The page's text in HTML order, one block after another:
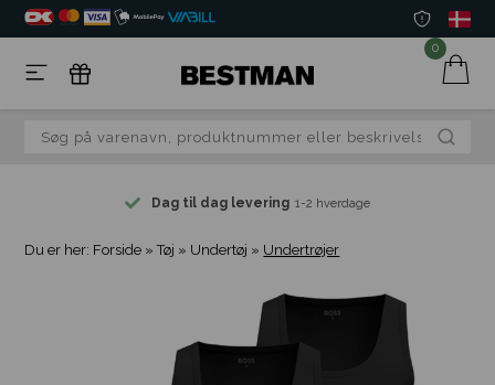
0
Dag til dag levering 1-2 hverdage
Du er her: Forside »Tøj » Undertøj » Undertrøjer